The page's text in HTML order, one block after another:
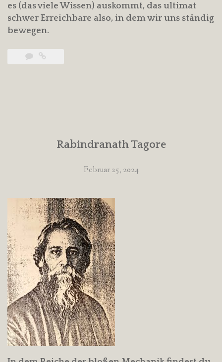
es (das viele Wissen) auskommt, das ultimat
schwer Erreichbare also, in dem wir uns ständig
bewegen.
Rabindranath Tagore
Februar 25, 2024